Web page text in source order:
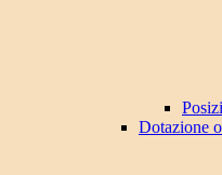
Dotazione